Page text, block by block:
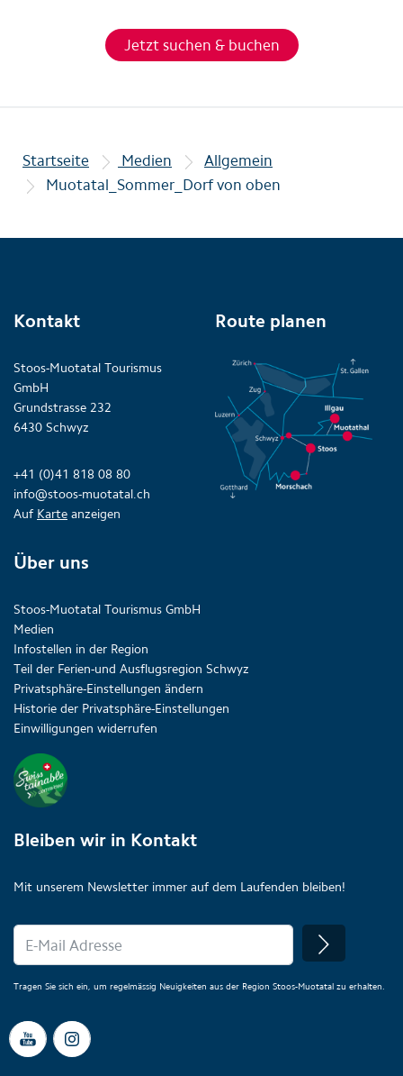
Jetzt suchen & buchen
Startseite Medien
Allgemein
Muotatal_Sommer_Dorf von oben
Kontakt
Stoos-Muotatal Tourismus
GmbH
Grundstrasse 232
6430 Schwyz
+41 (0)41 818 08 80
info@stoos-muotatal.ch
Auf Karte anzeigen
Route planen
Über uns
Stoos-Muotatal Tourismus GmbH
Medien
Infostellen in der Region
Teil der Ferien-und Ausflugsregion Schwyz
Privatsphäre-Einstellungen ändern
Historie der Privatsphäre-Einstellungen
Einwilligungen widerrufen
Bleiben wir in Kontakt
Mit unserem Newsletter immer auf dem Laufenden bleiben!
Tragen Sie sich ein, um regelmässig Neuigkeiten aus der Region Stoos-Muotatal zu erhalten.